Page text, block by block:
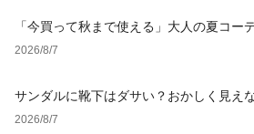
「今買って秋まで使える」大人の夏コー
タイルとNGな着こなし
2026/8/7
サンダルに靴下はダサい？おかしく見え
と男女別おすすめコーデ
2026/8/7